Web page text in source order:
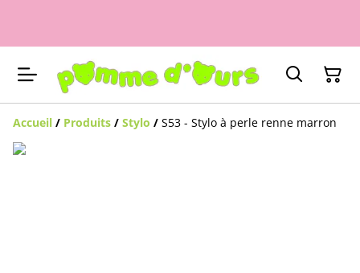
Accueil / Produits / Stylo / S53 - Stylo à perle renne marron